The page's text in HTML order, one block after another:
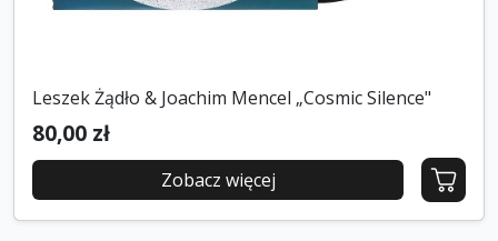
Leszek Żądło & Joachim Mencel „Cosmic Silence"
80,00 zł
Zobacz więcej